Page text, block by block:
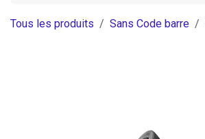
Tous les produits Sans Code barre